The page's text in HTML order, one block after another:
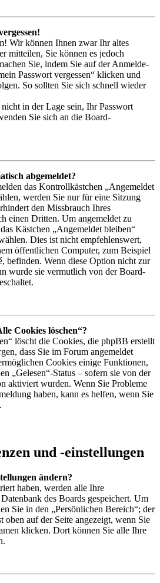
Wir können Ihnen zwar Ihr altes
mitteilen, Sie können es jedoch
Sie, indem Sie auf der Anmelde-
Passwort vergessen“ klicken und
So sollten Sie sich schnell wieder
in der Lage sein, Ihr Passwort
Sie sich an die Board-
abgemeldet?
das Kontrollkästchen „Angemeldet
werden Sie nur für eine Sitzung
den Missbrauch Ihres
einen Dritten. Um angemeldet zu
Kästchen „Angemeldet bleiben“
Dies ist nicht empfehlenswert,
öffentlichen Computer, zum Beispiel
befinden. Wenn diese Option nicht zur
wurde sie vermutlich von der Board-
Cookies löschen“?
löscht die Cookies, die phpBB erstellt
dass Sie im Forum angemeldet
Cookies einige Funktionen,
„Gelesen“-Status – sofern sie von der
aktiviert wurden. Wenn Sie Probleme
haben, kann es helfen, wenn Sie
und -einstellungen
ändern?
haben, werden alle Ihre
des Boards gespeichert. Um
Sie in den „Persönlichen Bereich“; der
auf der Seite angezeigt, wenn Sie
klicken. Dort können Sie alle Ihre